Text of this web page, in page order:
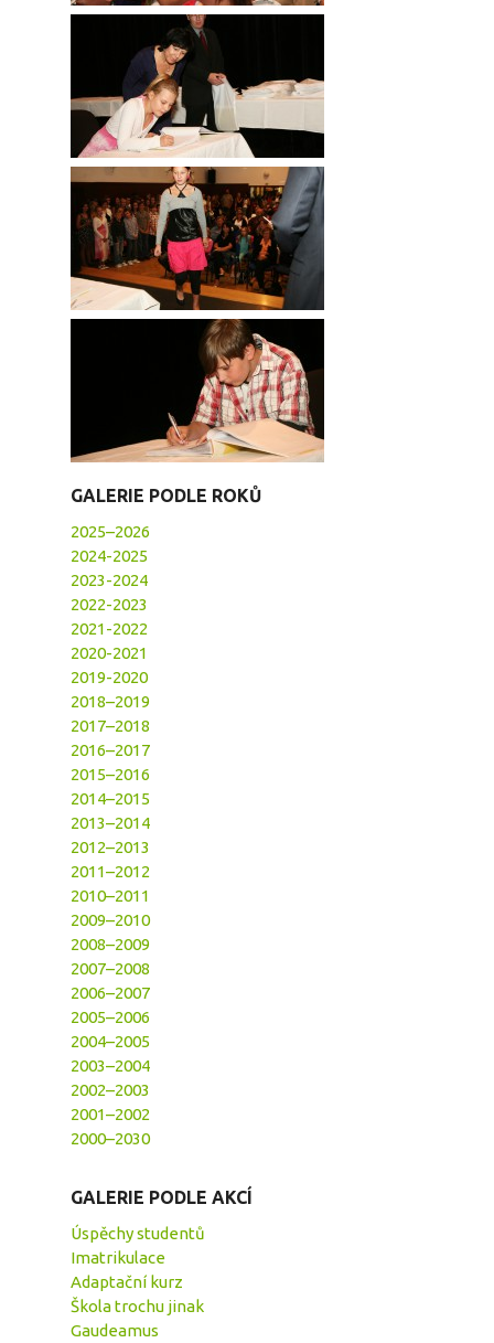
GALERIE PODLE ROKŮ
2025–2026
2024-2025
2023-2024
2022-2023
2021-2022
2020-2021
2019-2020
2018–2019
2017–2018
2016–2017
2015–2016
2014–2015
2013–2014
2012–2013
2011–2012
2010–2011
2009–2010
2008–2009
2007–2008
2006–2007
2005–2006
2004–2005
2003–2004
2002–2003
2001–2002
2000–2030
GALERIE PODLE AKCÍ
Úspěchy studentů
Imatrikulace
Adaptační kurz
Škola trochu jinak
Gaudeamus